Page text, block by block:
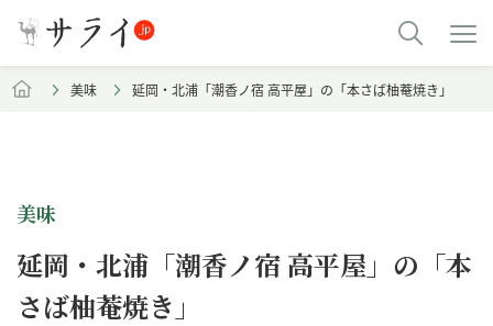
美味 延岡・北浦「潮香ノ宿 高平屋」の「本さば柚菴焼き」
美味
延岡・北浦「潮香ノ宿 高平屋」の「本
さば柚菴焼き」